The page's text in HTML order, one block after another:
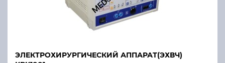
ЭЛЕКТРОХИРУРГИЧЕСКИЙ АППАРАТ(ЭХВЧ)